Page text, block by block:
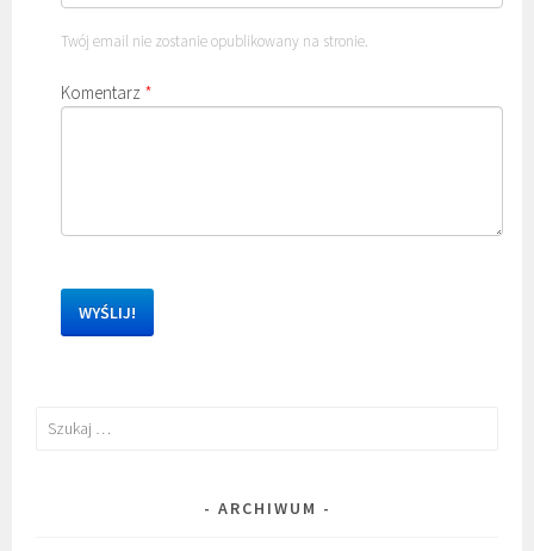
Twój email nie zostanie opublikowany na stronie.
Komentarz *
Szukaj:
ARCHIWUM